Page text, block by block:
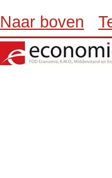
Naar boven